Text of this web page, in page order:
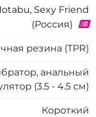
Sexy Friend
(Россия)
резина (TPR)
анальный
(3.5 - 4.5 см)
Короткий